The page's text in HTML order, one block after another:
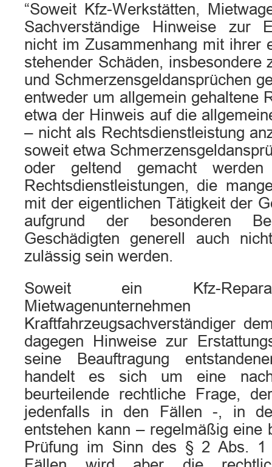
“Soweit Kfz-Werkstätten,
Sachverständige Hinweise zur
nicht im Zusammenhang mit ihrer
stehender Schäden, insbesondere
und Schmerzensgeldansprüchen
entweder um allgemein gehaltene
etwa der Hinweis auf die
– nicht als Rechtsdienstleistung
soweit etwa
oder geltend gemacht
Rechtsdienstleistungen, die
mit der eigentlichen Tätigkeit der
aufgrund der besonderen
Geschädigten generell auch
zulässig sein werden.
Soweit ein Kfz-
Kraftfahrzeugsachverständiger
dagegen Hinweise zur
seine Beauftragung
handelt es sich um eine
beurteilende rechtliche Frage,
jedenfalls in den Fällen -, in
entstehen kann – regelmäßig eine
Prüfung im Sinn des § 2 Abs. 1